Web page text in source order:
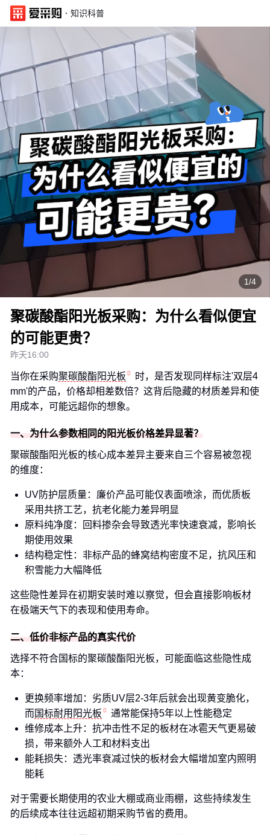
· 知识科普
1/4
聚碳酸酯阳光板采购：为什么看似便宜
的可能更贵？
昨天16:00
当你在采购聚碳酸酯阳光板
时，是否发现同样标注'双层4
mm'的产品，价格却相差数倍？这背后隐藏的材质差异和使
用成本，可能远超你的想象。
一、为什么参数相同的阳光板价格差异显著？
聚碳酸酯阳光板的核心成本差异主要来自三个容易被忽视
的维度：
UV防护层质量：廉价产品可能仅表面喷涂，而优质板
采用共挤工艺，抗老化能力差异明显
原料纯净度：回料掺杂会导致透光率快速衰减，影响长
期使用效果
结构稳定性：非标产品的蜂窝结构密度不足，抗风压和
积雪能力大幅降低
这些隐性差异在初期安装时难以察觉，但会直接影响板材
在极端天气下的表现和使用寿命。
二、低价非标产品的真实代价
选择不符合国标的聚碳酸酯阳光板，可能面临这些隐性成
本：
更换频率增加：劣质UV层2-3年后就会出现黄变脆化，
而 国标耐用阳光板
通常能保持5年以上性能稳定
维修成本上升：抗冲击性不足的板材在冰雹天气更易破
损，带来额外人工和材料支出
能耗损失：透光率衰减过快的板材会大幅增加室内照明
能耗
对于需要长期使用的农业大棚或商业雨棚，这些持续发生
的后续成本往往远超初期采购节省的费用。